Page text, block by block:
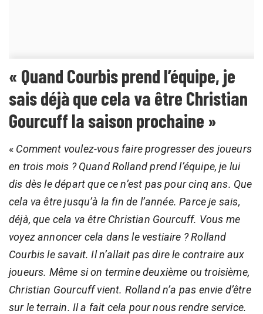
« Quand Courbis prend l’équipe, je
sais déjà que cela va être Christian
Gourcuff la saison prochaine »
« Comment voulez-vous faire progresser des joueurs
en trois mois ? Quand Rolland prend l’équipe, je lui
dis dès le départ que ce n’est pas pour cinq ans. Que
cela va être jusqu’à la fin de l’année. Parce je sais,
déjà, que cela va être Christian Gourcuff. Vous me
voyez annoncer cela dans le vestiaire ? Rolland
Courbis le savait. Il n’allait pas dire le contraire aux
joueurs. Même si on termine deuxième ou troisième,
Christian Gourcuff vient. Rolland n’a pas envie d’être
sur le terrain. Il a fait cela pour nous rendre service.